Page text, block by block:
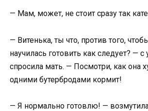
— Мам, может, не стоит сразу так
— Витенька, ты что, против того,
научилась готовить как следует? —
спросила мать. — Посмотри, как она
одними бутербродами кормит!
— Я нормально готовлю! —